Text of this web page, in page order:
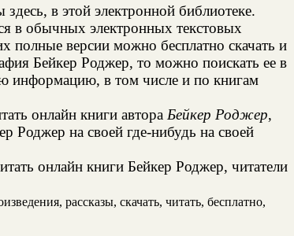
в этой электронной библиотеке.
в обычных электронных текстовых
версии можно бесплатно скачать и
Бейкеp Роджер, то можно поискать ее в
информацию, в том числе и по книгам
онлайн книги автора Бейкеp Роджер,
Роджер на своей где-нибудь на своей
онлайн книги Бейкеp Роджер, читатели
рассказы, скачать, читать, бесплатно,